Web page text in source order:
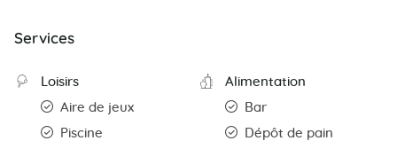
Services
Loisirs
Aire de jeux
Piscine
Alimentation
Bar
Dépôt de pain